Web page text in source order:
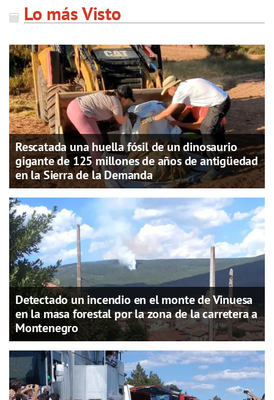
Lo más Visto
Rescatada una huella fósil de un dinosaurio
gigante de 125 millones de años de antigüedad
en la Sierra de la Demanda
Detectado un incendio en el monte de Vinuesa
en la masa forestal por la zona de la carretera a
Montenegro